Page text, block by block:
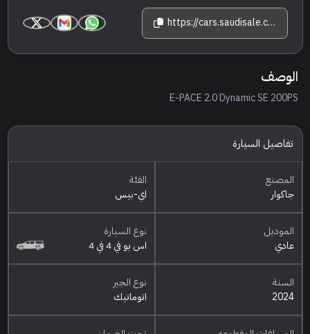
https://cars.saudisale.com/listings/kS6D6b/2024-%D8%AC%D8%A7%D9%83%D9%88%D8%A7%D8%B1-%D8%A7%D9%8A-%D8%A8%D9%8A%D8%B3
الوصف
E-PACE 2.0 Dynamic SE 200PS
تفاصيل السيارة
المصنع
جاكوار
الفئة
اي-بيس
الموديل
عادي
نوع السيارة
اس يو في 4 في 4
السنة
2024
نوع الجير
اتوماتيك